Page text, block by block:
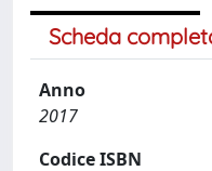
Scheda
Anno
2017
Codice ISBN